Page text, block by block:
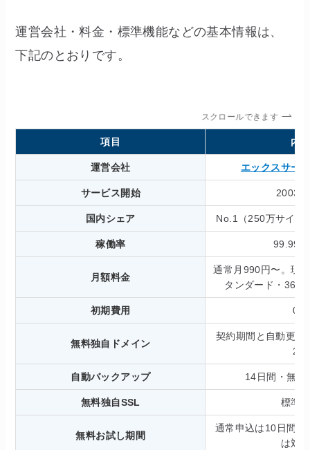
運営会社・料金・標準機能などの基本情報は、
下記のとおりです。
スクロールできます
項目 内容
運営会社 エックスサー
サービス開始 2003
国内シェア No.1（250万サイト
稼働率 99.99%
月額料金
通常月990円〜。現
タンダード・36
初期費用 0円
無料独自ドメイン
契約期間と自動更新
2つ
自動バックアップ 14日間・無料
無料独自SSL 標準
無料お試し期間
通常申込は10日間。
は対